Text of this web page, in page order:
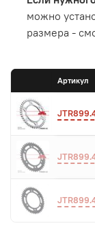
можно
размера -
Артикул